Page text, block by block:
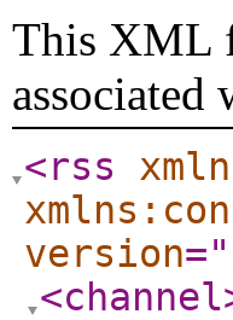
This XML
associated
<rss
version="
<channel